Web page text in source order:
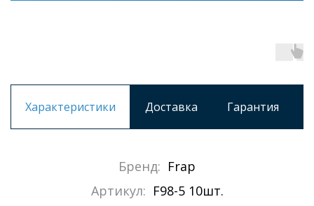
Характеристики Доставка Гарантия
Бренд: Frap
Артикул: F98-5 10шт.